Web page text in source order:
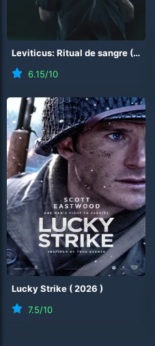
Leviticus: Ritual de sangre ( 2026
6.15/10
Lucky Strike (2026 )
7.5/10